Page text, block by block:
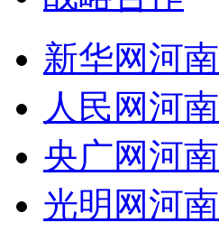
新华网河南
人民网河南
央广网河南
光明网河南